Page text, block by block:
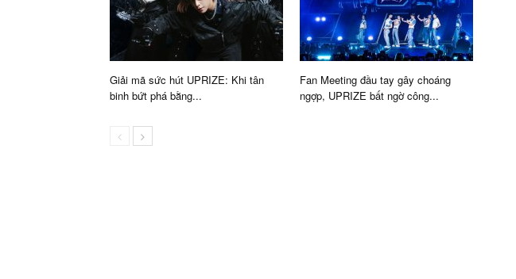
Giải mã sức hút UPRIZE: Khi tân
binh bứt phá bằng...
Fan Meeting đầu tay gây choáng
ngợp, UPRIZE bất ngờ công...